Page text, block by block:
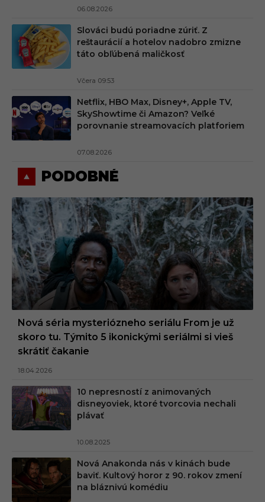
06.08.2026
Slováci budú poriadne zúriť. Z
reštaurácií a hotelov nadobro zmizne
táto obľúbená maličkosť
Včera 09:53
Netflix, HBO Max, Disney+, Apple TV,
SkyShowtime či Amazon? Veľké
porovnanie streamovacích platforiem
07.08.2026
PODOBNÉ
Nová séria mysteriózneho seriálu From je už
skoro tu. Týmito 5 ikonickými seriálmi si vieš
skrátiť čakanie
18.04.2026
10 nepresností z animovaných
disneyoviek, ktoré tvorcovia nechali
plávať
10.08.2025
Nová Anakonda nás v kinách bude
baviť. Kultový horor z 90. rokov zmení
na bláznivú komédiu